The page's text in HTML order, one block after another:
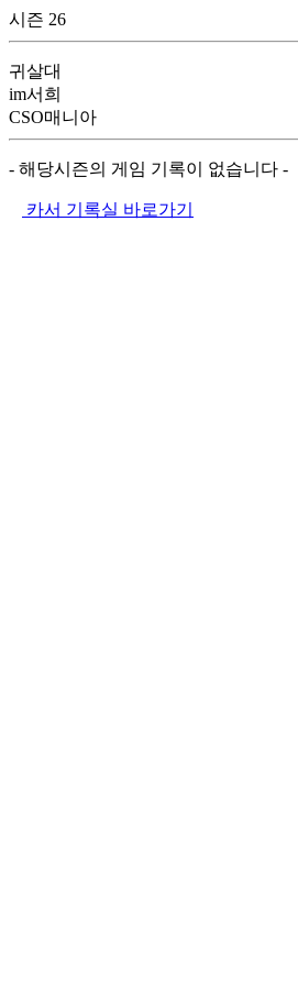
시즌 26
귀살대
im서희
CSO매니아
- 해당시즌의 게임 기록이 없습니다 -
카서 기록실 바로가기